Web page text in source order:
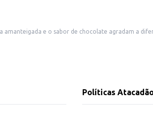
os estabelecimentos que buscam produtos
Políticas